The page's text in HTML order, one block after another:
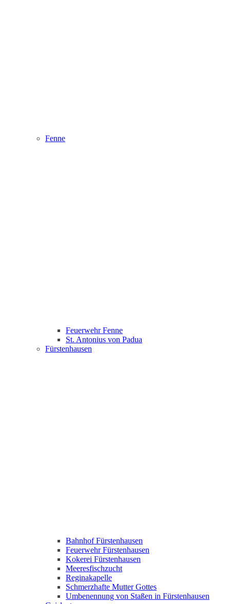
Fenne
Feuerwehr Fenne
St. Antonius von Padua
Fürstenhausen
Bahnhof Fürstenhausen
Feuerwehr Fürstenhausen
Kokerei Fürstenhausen
Meeresfischzucht
Reginakapelle
Schmerzhafte Mutter Gottes
Umbenennung von Staßen in Fürstenhausen